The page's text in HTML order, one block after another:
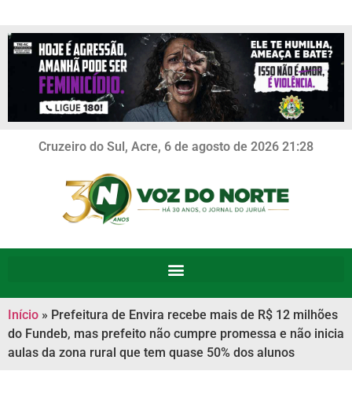
Cruzeiro do Sul, Acre, 6 de agosto de 2026 21:28
Início » Prefeitura de Envira recebe mais de R$ 12 milhões
do Fundeb, mas prefeito não cumpre promessa e não inicia
aulas da zona rural que tem quase 50% dos alunos